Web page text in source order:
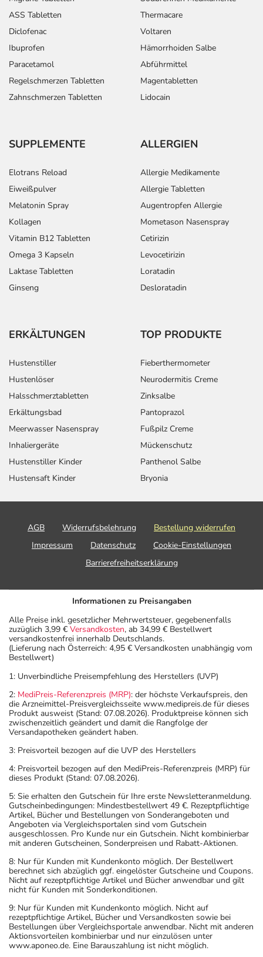
ASS Tabletten
Diclofenac
Ibuprofen
Paracetamol
Regelschmerzen Tabletten
Zahnschmerzen Tabletten
Thermacare
Voltaren
Hämorrhoiden Salbe
Abführmittel
Magentabletten
Lidocain
SUPPLEMENTE
Elotrans Reload
Eiweißpulver
Melatonin Spray
Kollagen
Vitamin B12 Tabletten
Omega 3 Kapseln
Laktase Tabletten
Ginseng
ALLERGIEN
Allergie Medikamente
Allergie Tabletten
Augentropfen Allergie
Mometason Nasenspray
Cetirizin
Levocetirizin
Loratadin
Desloratadin
ERKÄLTUNGEN
Hustenstiller
Hustenlöser
Halsschmerztabletten
Erkältungsbad
Meerwasser Nasenspray
Inhaliergeräte
Hustenstiller Kinder
Hustensaft Kinder
TOP PRODUKTE
Fieberthermometer
Neurodermitis Creme
Zinksalbe
Pantoprazol
Fußpilz Creme
Mückenschutz
Panthenol Salbe
Bryonia
AGB Widerrufsbelehrung
Bestellung widerrufen
Impressum
Datenschutz
Cookie-Einstellungen
Barrierefreiheitserklärung
Informationen zu Preisangaben
Alle Preise inkl. gesetzlicher Mehrwertsteuer, gegebenenfalls
zuzüglich 3,99 € Versandkosten, ab 34,99 € Bestellwert
versandkostenfrei innerhalb Deutschlands.
(Lieferung nach Österreich: 4,95 € Versandkosten unabhängig vom
Bestellwert)
1: Unverbindliche Preisempfehlung des Herstellers (UVP)
2: MediPreis-Referenzpreis (MRP): der höchste Verkaufspreis, den
die Arzneimittel-Preisvergleichsseite www.medipreis.de für dieses
Produkt ausweist (Stand: 07.08.2026). Produktpreise können sich
zwischenzeitlich geändert und damit die Rangfolge der
Versandapotheken geändert haben.
3: Preisvorteil bezogen auf die UVP des Herstellers
4: Preisvorteil bezogen auf den MediPreis-Referenzpreis (MRP) für
dieses Produkt (Stand: 07.08.2026).
5: Sie erhalten den Gutschein für Ihre erste Newsletteranmeldung.
Gutscheinbedingungen: Mindestbestellwert 49 €. Rezeptpflichtige
Artikel, Bücher und Bestellungen von Sonderangeboten und
Angeboten via Vergleichsportalen sind vom Gutschein
ausgeschlossen. Pro Kunde nur ein Gutschein. Nicht kombinierbar
mit anderen Gutscheinen, Sonderpreisen und Rabatt-Aktionen.
8: Nur für Kunden mit Kundenkonto möglich. Der Bestellwert
berechnet sich abzüglich ggf. eingelöster Gutscheine und Coupons.
Nicht auf rezeptpflichtige Artikel und Bücher anwendbar und gilt
nicht für Kunden mit Sonderkonditionen.
9: Nur für Kunden mit Kundenkonto möglich. Nicht auf
rezeptpflichtige Artikel, Bücher und Versandkosten sowie bei
Bestellungen über Vergleichsportale anwendbar. Nicht mit anderen
Aktionsvorteilen kombinierbar und nur einzulösen unter
www.aponeo.de. Eine Barauszahlung ist nicht möglich.